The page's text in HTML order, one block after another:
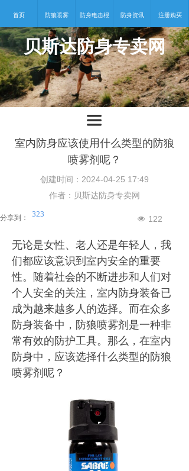
贝斯达防身专卖网
首页 防狼喷雾 防身电击棍 防身资讯 注册购买
넡
室内防身应该使用什么类型的防狼
喷雾剂呢？
无论是女性、老人还是年轻人，我
们都应该意识到室内安全的重要
性。随着社会的不断进步和人们对
个人安全的关注，室内防身装备已
成为越来越多人的选择。而在众多
防身装备中，防狼喷雾剂是一种非
常有效的防护工具。那么，在室内
防身中，应该选择什么类型的防狼
喷雾剂呢？
넶 122
分享到： 323
创建时间： 2024-04-25 17:49
作者：贝斯达防身专卖网
끀